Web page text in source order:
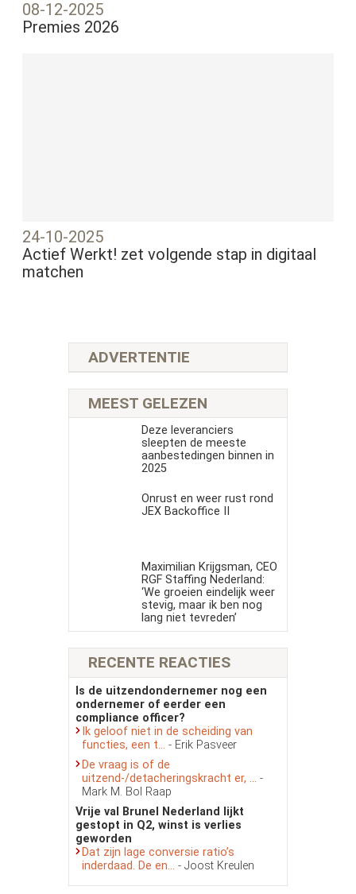
08-12-2025
Premies 2026
24-10-2025
Actief Werkt! zet volgende stap in digitaal
matchen
ADVERTENTIE
MEEST GELEZEN
Deze leveranciers
sleepten de meeste
aanbestedingen binnen in
2025
Onrust en weer rust rond
JEX Backoffice II
Maximilian Krijgsman, CEO
RGF Staffing Nederland:
‘We groeien eindelijk weer
stevig, maar ik ben nog
lang niet tevreden’
RECENTE REACTIES
Is de uitzendondernemer nog een
ondernemer of eerder een
compliance officer?
Ik geloof niet in de scheiding van
functies, een t... - Erik Pasveer
De vraag is of de
uitzend-/detacheringskracht er, ... -
Mark M. Bol Raap
Vrije val Brunel Nederland lijkt
gestopt in Q2, winst is verlies
geworden
Dat zijn lage conversie ratio’s
inderdaad. De en... - Joost Kreulen